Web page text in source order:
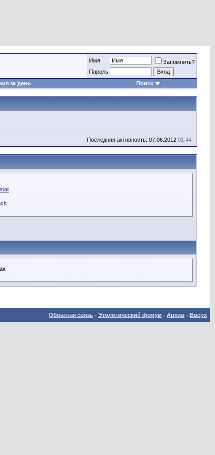
Имя
Запомнить?
Пароль
за день Поиск
Последняя активность: 07.06.2012 01:44
Обратная связь - Этологический форум - Архив - Вверх